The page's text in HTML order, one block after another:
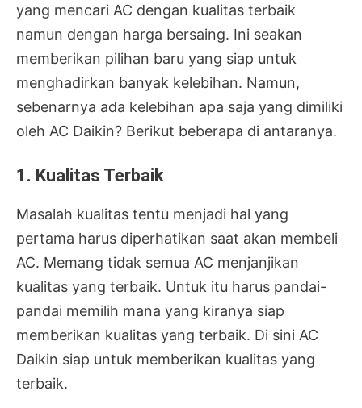
yang mencari AC dengan kualitas terbaik
namun dengan harga bersaing. Ini seakan
memberikan pilihan baru yang siap untuk
menghadirkan banyak kelebihan. Namun,
sebenarnya ada kelebihan apa saja yang dimiliki
oleh AC Daikin? Berikut beberapa di antaranya.
1. Kualitas Terbaik
Masalah kualitas tentu menjadi hal yang
pertama harus diperhatikan saat akan membeli
AC. Memang tidak semua AC menjanjikan
kualitas yang terbaik. Untuk itu harus pandai-
pandai memilih mana yang kiranya siap
memberikan kualitas yang terbaik. Di sini AC
Daikin siap untuk memberikan kualitas yang
terbaik.